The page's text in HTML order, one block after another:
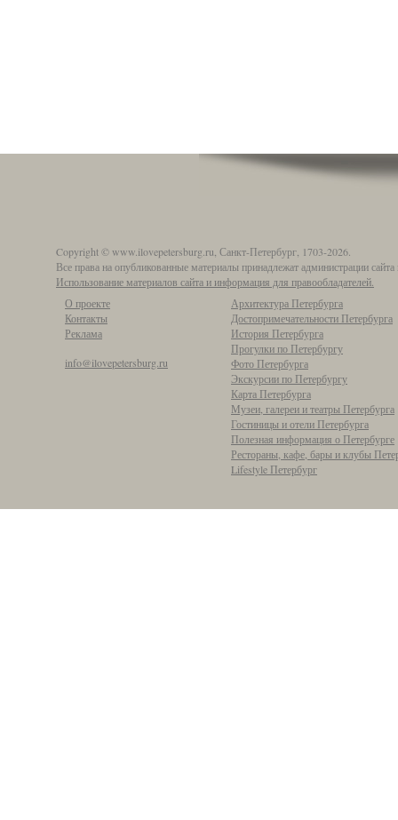
Copyright © www.ilovepetersburg.ru, Санкт-Петербург, 1703-2026.
Все права на опубликованные материалы принадлежат администрации
Использование материалов сайта и информация для правообладателей.
О проекте
Контакты
Реклама
info@ilovepetersburg.ru
Архитектура Петербурга
Достопримечательности Петербурга
История Петербурга
Прогулки по Петербургу
Фото Петербурга
Экскурсии по Петербургу
Карта Петербурга
Музеи, галереи и театры Петербурга
Гостиницы и отели Петербурга
Полезная информация о Петербурге
Рестораны, кафе, бары и клубы
Lifestyle Петербург